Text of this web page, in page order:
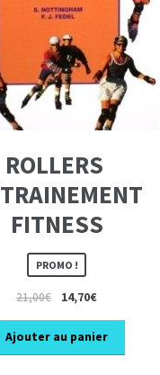
ROLLERS 
FITNESS
PROMO !
21,00€
Le
initial
était :
14,70€Le
actuel
est :
Ajouter au panier